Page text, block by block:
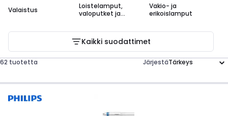
Valaistus
Loistelamput,
valoputket ja
Vakio- ja
erikoislamput
Kaikki suodattimet
62 tuotetta Järjestä